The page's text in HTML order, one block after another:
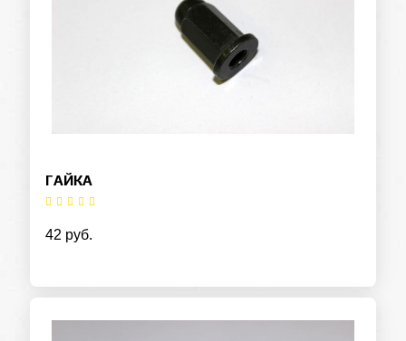
ГАЙКА
42 руб.